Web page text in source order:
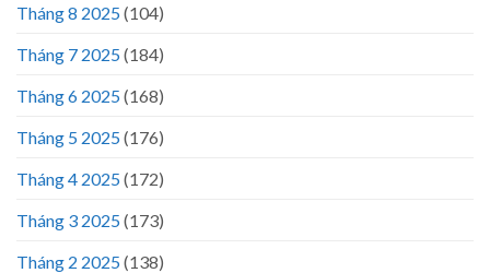
Tháng 8 2025(104)
Tháng 7 2025(184)
Tháng 6 2025(168)
Tháng 5 2025(176)
Tháng 4 2025(172)
Tháng 3 2025(173)
Tháng 2 2025(138)